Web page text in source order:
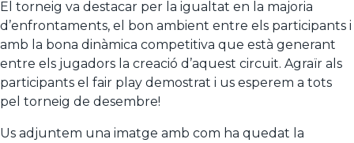
El torneig va destacar per la igualtat en la majoria
d’enfrontaments, el bon ambient entre els participants i
amb la bona dinàmica competitiva que està generant
entre els jugadors la creació d’aquest circuit. Agraïr als
participants el fair play demostrat i us esperem a tots
pel torneig de desembre!
Us adjuntem una imatge amb com ha quedat la